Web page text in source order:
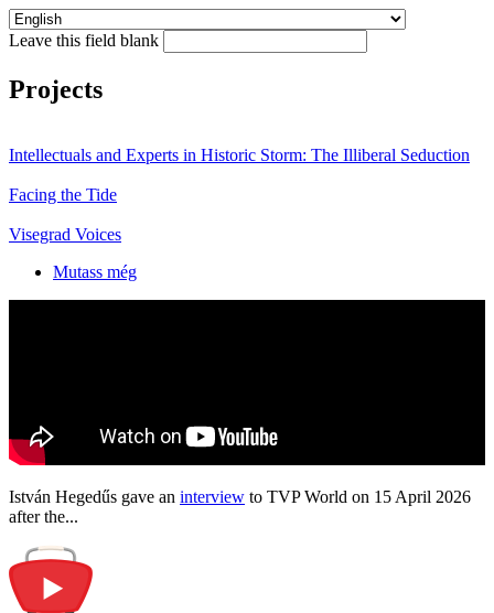
Leave this field blank
Projects
Intellectuals and Experts in Historic Storm: The Illiberal Seduction
Facing the Tide
Visegrad Voices
Mutass még
István Hegedűs gave an interview to TVP World on 15 April 2026
after the...